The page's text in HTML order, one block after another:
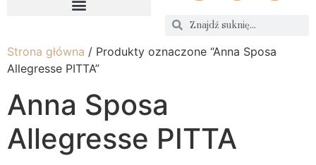
Strona główna / Produkty oznaczone “Anna Sposa
Allegresse PITTA”
Anna Sposa
Allegresse PITTA